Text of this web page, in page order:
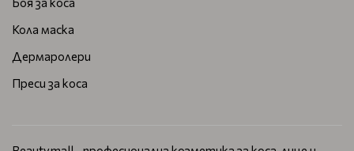
Кола маска
Дермаролери
Преси за коса